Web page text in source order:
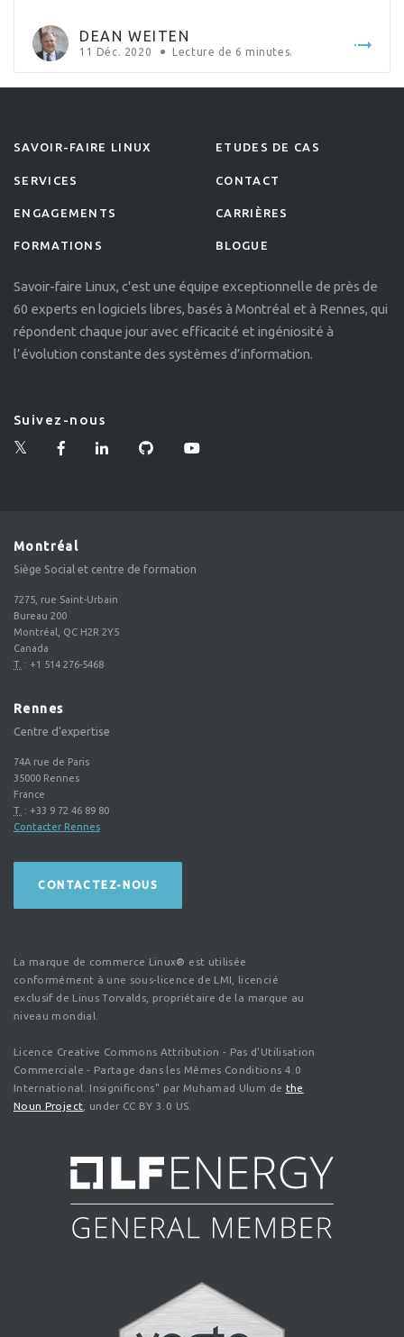
coûteuse campagne de rappel. Ce sujet sera traité […]
DEAN WEITEN
11 Déc. 2020 Lecture de 6 minutes.
SAVOIR-FAIRE LINUX
SERVICES
ENGAGEMENTS
FORMATIONS
ETUDES DE CAS
CONTACT
CARRIÈRES
BLOGUE
Savoir-faire Linux, c'est une équipe exceptionnelle de près de
60 experts en logiciels libres, basés à Montréal et à Rennes, qui
répondent chaque jour avec efficacité et ingéniosité à
l’évolution constante des systèmes d’information.
Suivez-nous
Montréal
Siège Social et centre de formation
7275, rue Saint-Urbain
Bureau 200
Montréal, QC H2R 2Y5
Canada
T. : +1 514 276-5468
Rennes
Centre d'expertise
74A rue de Paris
35000 Rennes
France
T. : +33 9 72 46 89 80
Contacter Rennes
CONTACTEZ-NOUS
La marque de commerce Linux® est utilisée
conformément à une sous-licence de LMI, licencié
exclusif de Linus Torvalds, propriétaire de la marque au
niveau mondial.
Licence Creative Commons Attribution - Pas d'Utilisation
Commerciale - Partage dans les Mêmes Conditions 4.0
International. Insignificons" par Muhamad Ulum de the
Noun Project , under CC BY 3.0 US.